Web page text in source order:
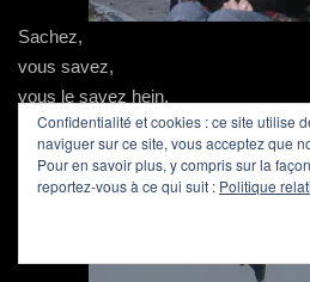
Sachez,
vous savez,
vous le savez hein,
on chantera plus encore
dès que possible !
Confidentialité et cookies : ce site utilise
naviguer sur ce site, vous acceptez que
Pour en savoir plus, y compris sur la
reportez-vous à ce qui suit : Politique